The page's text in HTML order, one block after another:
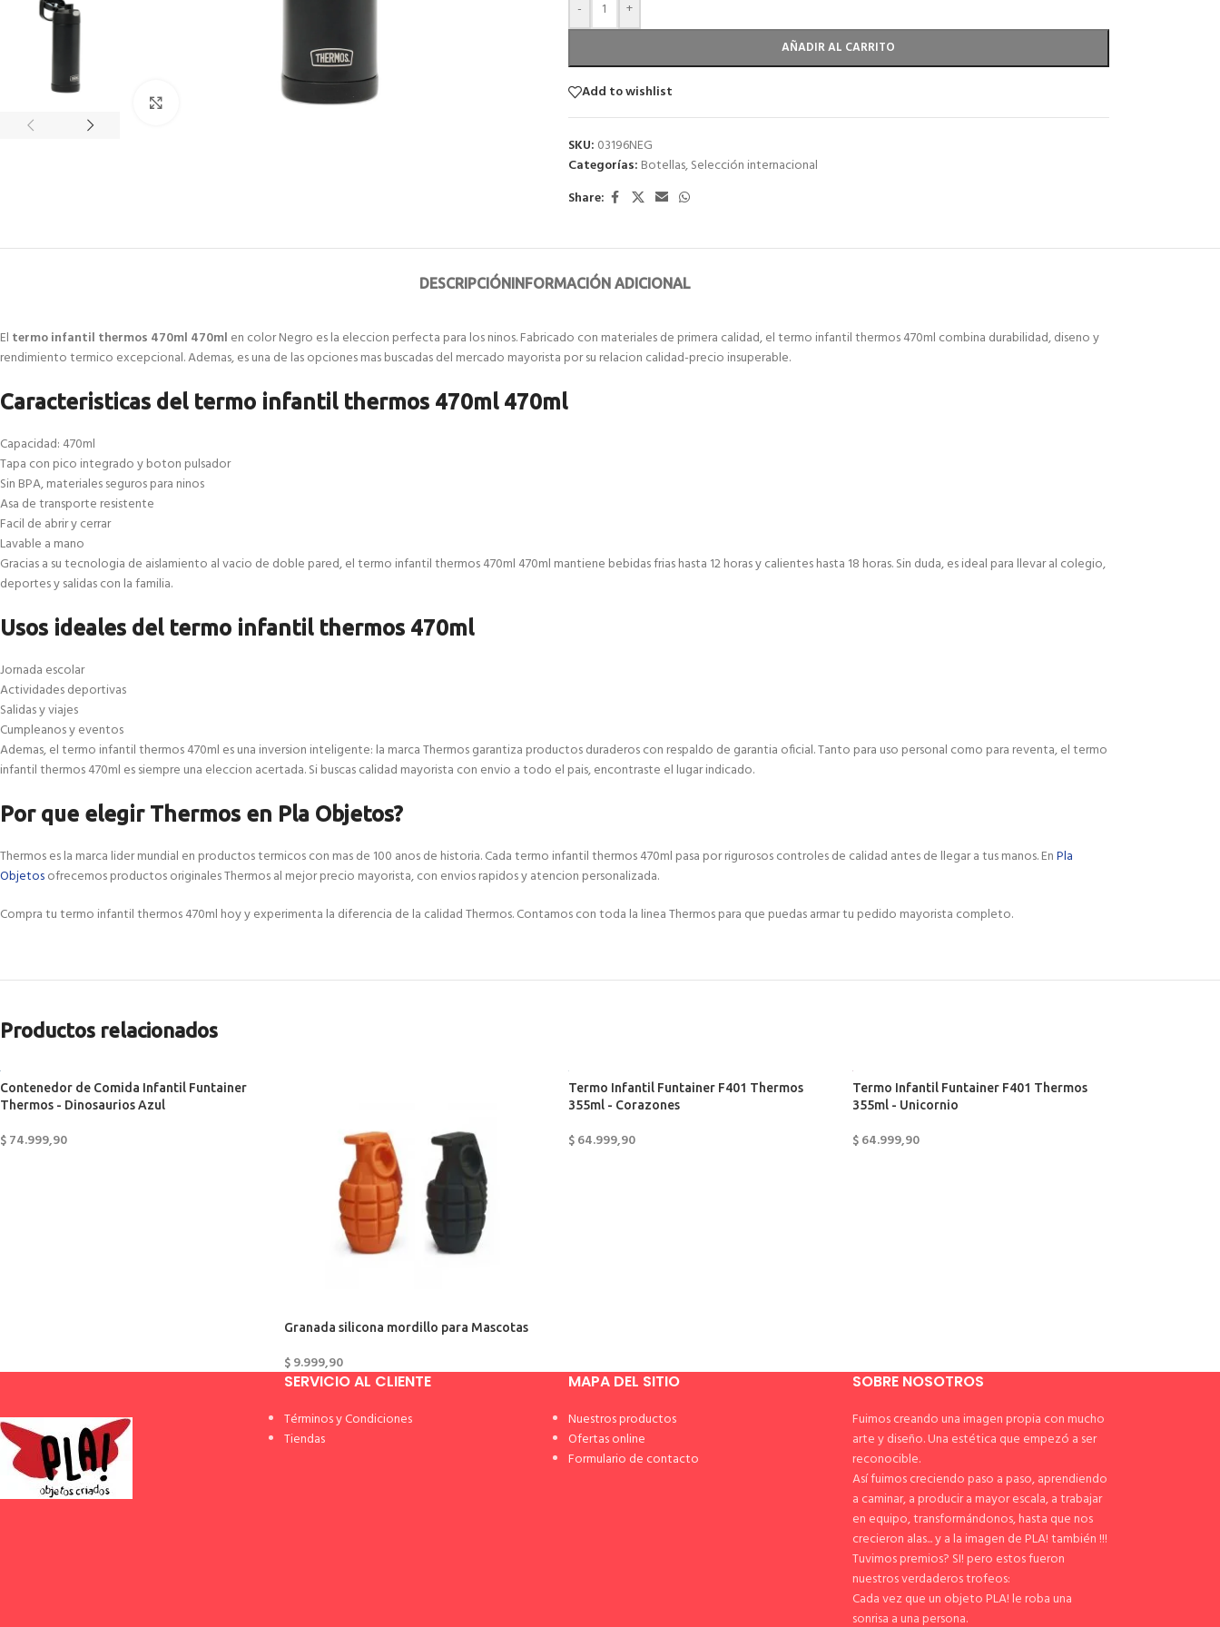
- +
AÑADIR AL CARRITO
Add to wishlist
SKU: 03196NEG
Categorías: Botellas,Selección internacional
Share:
DESCRIPCIÓNINFORMACIÓN ADICIONAL
El termo infantil thermos 470ml 470ml en color Negro es la eleccion perfecta para los ninos. Fabricado con materiales de primera calidad, el termo infantil thermos 470ml combina durabilidad, diseno y
rendimiento termico excepcional. Ademas, es una de las opciones mas buscadas del mercado mayorista por su relacion calidad-precio insuperable.
Caracteristicas del termo infantil thermos 470ml 470ml
Capacidad: 470ml
Tapa con pico integrado y boton pulsador
Sin BPA, materiales seguros para ninos
Asa de transporte resistente
Facil de abrir y cerrar
Lavable a mano
Gracias a su tecnologia de aislamiento al vacio de doble pared, el termo infantil thermos 470ml 470ml mantiene bebidas frias hasta 12 horas y calientes hasta 18 horas. Sin duda, es ideal para llevar al colegio,
deportes y salidas con la familia.
Usos ideales del termo infantil thermos 470ml
Jornada escolar
Actividades deportivas
Salidas y viajes
Cumpleanos y eventos
Ademas, el termo infantil thermos 470ml es una inversion inteligente: la marca Thermos garantiza productos duraderos con respaldo de garantia oficial. Tanto para uso personal como para reventa, el termo
infantil thermos 470ml es siempre una eleccion acertada. Si buscas calidad mayorista con envio a todo el pais, encontraste el lugar indicado.
Por que elegir Thermos en Pla Objetos?
Thermos es la marca lider mundial en productos termicos con mas de 100 anos de historia. Cada termo infantil thermos 470ml pasa por rigurosos controles de calidad antes de llegar a tus manos. EnPla
Objetosofrecemos productos originales Thermos al mejor precio mayorista, con envios rapidos y atencion personalizada.
Compra tu termo infantil thermos 470ml hoy y experimenta la diferencia de la calidad Thermos. Contamos con toda la linea Thermos para que puedas armar tu pedido mayorista completo.
Productos relacionados
Contenedor de Comida Infantil Funtainer
Thermos - Dinosaurios Azul
$74.999,90
Granada silicona mordillo para Mascotas
$9.999,90
Termo Infantil Funtainer F401 Thermos
355ml - Corazones
$64.999,90
Termo Infantil Funtainer F401 Thermos
355ml - Unicornio
$64.999,90
SERVICIO AL CLIENTE
Términos y Condiciones
Tiendas
MAPA DEL SITIO
Nuestros productos
Ofertas online
Formulario de contacto
SOBRE NOSOTROS
Fuimos creando una imagen propia con mucho
arte y diseño. Una estética que empezó a ser
reconocible.
Así fuimos creciendo paso a paso, aprendiendo
a caminar, a producir a mayor escala, a trabajar
en equipo, transformándonos, hasta que nos
crecieron alas... y a la imagen de PLA! también !!!
Tuvimos premios? SI! pero estos fueron
nuestros verdaderos trofeos:
Cada vez que un objeto PLA! le roba una
sonrisa a una persona.